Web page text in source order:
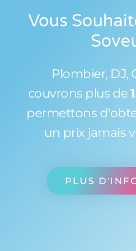
Vous
Plombier, DJ,
couvrons plus de
permettons
un prix jamais
PLUS